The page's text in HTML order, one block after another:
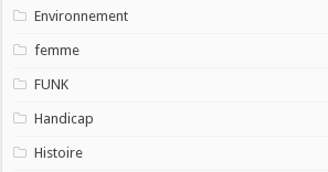
Environnement
femme
FUNK
Handicap
Histoire